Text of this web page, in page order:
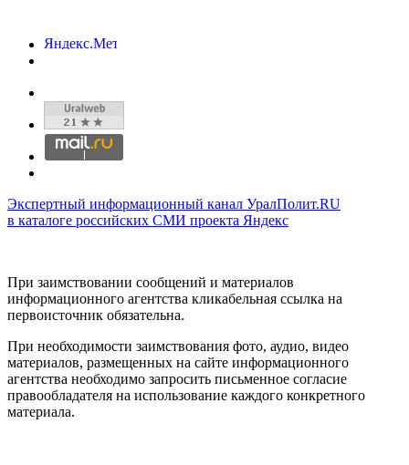
Экспертный информационный канал УралПолит.RU
в каталоге российских СМИ проекта Яндекс
При заимствовании сообщений и материалов
информационного агентства кликабельная ссылка на
первоисточник обязательна.
При необходимости заимствования фото, аудио, видео
материалов, размещенных на сайте информационного
агентства необходимо запросить письменное согласие
правообладателя на использование каждого конкретного
материала.